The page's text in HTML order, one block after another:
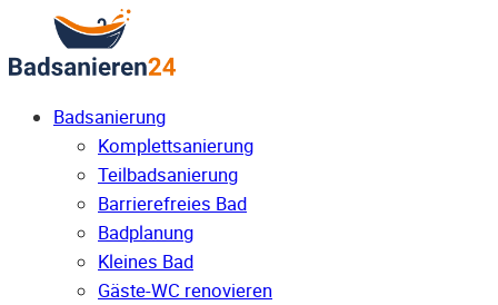
Badsanierung
Komplettsanierung
Teilbadsanierung
Barrierefreies Bad
Badplanung
Kleines Bad
Gäste-WC renovieren